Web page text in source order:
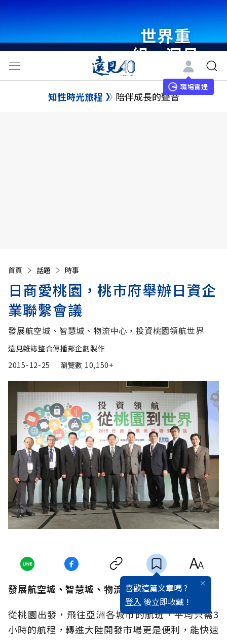
世界重
組・洞見
未來 與
世界領袖
職場雷達
知性時光旅程 陪伴成長的聲音
首頁 話題 時事
日商愛桃園，桃市府舉辦日資企
業聯繫會議
發展航空城、智慧城、物流中心，投資桃園領航世界
遠見雜誌整合傳播部企劃製作
2015-12-25
瀏覽數 10,150+
喜歡這篇文章嗎 ?
登入 後立即收藏 !
發展航空城、智慧城、物流城，桃園首選
從桃園出發，飛往亞洲各城市的航班，平均只需3
小時的航程，轉進大陸開發市場更是便利，能快速